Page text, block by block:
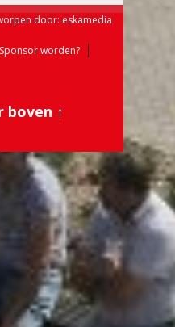
door: eskamedia
Sponsor worden?
boven ↑